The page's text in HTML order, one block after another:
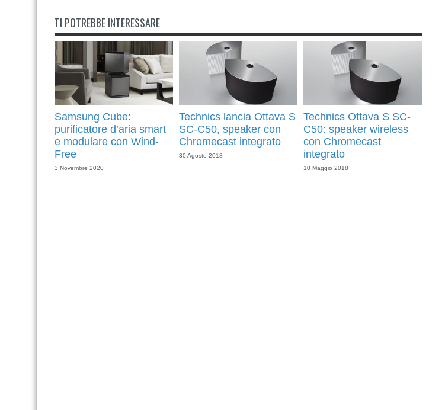
TI POTREBBE INTERESSARE
Samsung Cube:
purificatore d’aria smart
e modulare con Wind-
Free
3 Novembre 2020
Technics lancia Ottava S
SC-C50, speaker con
Chromecast integrato
30 Agosto 2018
Technics Ottava S SC-
C50: speaker wireless
con Chromecast
integrato
10 Maggio 2018